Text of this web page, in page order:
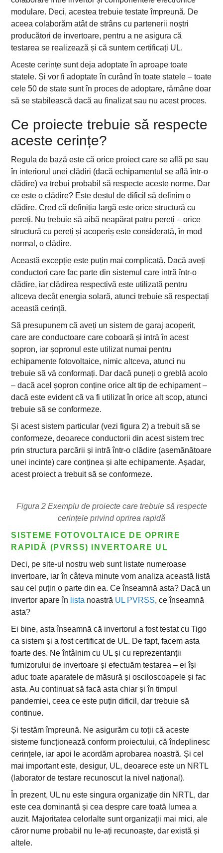
modulare. Deci, acestea trebuie testate împreună. De
aceea colaborăm atât de strâns cu partenerii noștri
producători de invertoare, pentru a ne asigura că
testarea se realizează și că suntem certificați UL.
Aceste cerințe sunt deja adoptate în aproape toate
statele. Și vor fi adoptate în curând în toate statele – toate
cele 50 de state sunt în proces de adoptare, rămâne doar
să se stabilească dacă au finalizat sau nu acest proces.
Ce proiecte trebuie să respecte
aceste cerințe?
Regula de bază este că orice proiect care se află pe sau
în interiorul unei clădiri (dacă echipamentul se află într-o
clădire) va trebui probabil să respecte aceste norme. Dar
ce este o clădire? Este destul de dificil să definim o
clădire. Cred că definiția largă este orice structură cu
pereți. Nu trebuie să aibă neapărat patru pereți – orice
structură cu pereți și acoperiș este considerată, în mod
normal, o clădire.
Această excepție este puțin mai complicată. Dacă aveți
conductori care fac parte din sistemul care intră într-o
clădire, iar clădirea respectivă este utilizată pentru
altceva decât energia solară, atunci trebuie să respectați
această cerință.
Să presupunem că aveți un sistem de garaj acoperit,
care are conductoare care coboară și intră în acest
șopron, iar șopronul este utilizat numai pentru
echipamente fotovoltaice, nimic altceva, atunci nu
trebuie să vă conformați. Dar dacă puneți o greblă acolo
– dacă acel șopron conține orice alt tip de echipament –
dacă este evident că va fi utilizat în orice alt scop, atunci
trebuie să se conformeze.
Și acest sistem particular (vezi figura 2) a trebuit să se
conformeze, deoarece conductorii din acest sistem trec
prin structura parcării și intră într-o clădire (asemănătoare
unei incinte) care conținea și alte echipamente. Așadar,
acest proiect a trebuit să se conformeze.
Figura 2 Exemplu de proiecte care trebuie să respecte
cerințele privind oprirea rapidă
SISTEME FOTOVOLTAICE DE OPRIRE
RAPIDĂ (PVRSS) INVERTOARE UL
Deci, pe site-ul nostru web sunt listate numeroase
invertoare, iar în câteva minute vom analiza această listă
sau cel puțin o parte din ea. Ce înseamnă asta? Dacă un
invertor apare în lista noastră UL PVRSS, ce înseamnă
asta?
Ei bine, asta înseamnă că invertorul a fost testat cu Tigo
ca sistem și a fost certificat de UL. De fapt, facem asta
foarte des. Ne întâlnim cu UL și cu reprezentanții
furnizorului de invertoare și efectuăm testarea – ei își
aduc toate aparatele de măsură și osciloscoapele și fac
asta. Au continuat să facă asta chiar și în timpul
pandemiei, ceea ce este puțin dificil, dar trebuie să
continue.
Și testăm împreună. Ne asigurăm cu toții că aceste
sisteme funcționează conform proiectului, că îndeplinesc
cerințele, iar apoi le acordăm aprobarea noastră. Și cel
mai important este, desigur, UL, deoarece este un NRTL
(laborator de testare recunoscut la nivel național).
În prezent, UL nu este singura organizație din NRTL, dar
este cea dominantă și cea despre care toată lumea a
auzit. Majoritatea celorlalte sunt organizații mai mici, ale
căror nume probabil nu le-ați recunoaște, dar există și
altele.